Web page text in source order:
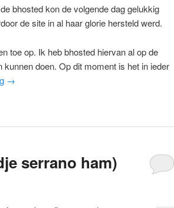
bhosted kon de volgende dag gelukkig
de site in al haar glorie hersteld werd.
toe op. Ik heb bhosted hiervan al op de
doen. Op dit moment is het in ieder
→
serrano ham)